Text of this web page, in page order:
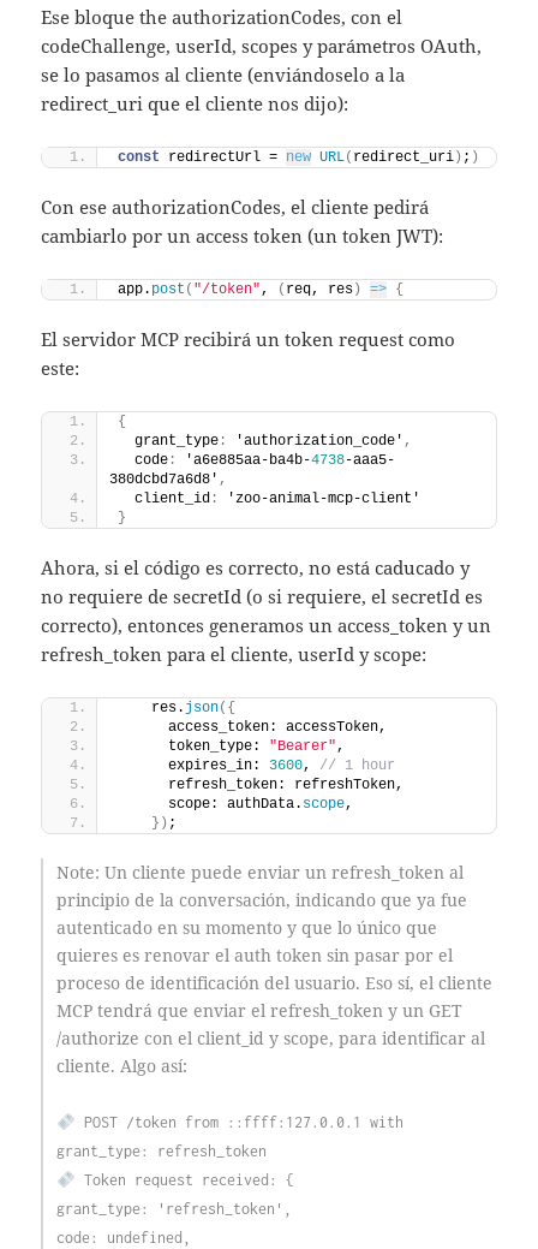
Ese bloque the authorizationCodes, con el
codeChallenge, userId, scopes y parámetros OAuth,
se lo pasamos al cliente (enviándoselo a la
redirect_uri que el cliente nos dijo):
const redirectUrl = new URL( redirect_uri) ; )
Con ese authorizationCodes, el cliente pedirá
cambiarlo por un access token (un token JWT):
app. post ( "/token", ( req, res) => {
El servidor MCP recibirá un token request como
este:
{
  grant_type
: 'authorization_code' ,
  code
: 'a6e885aa-ba4b-4738-aaa5-
380dcbd7a6d8' ,
  client_id
:
'zoo-animal-mcp-client'
}
Ahora, si el código es correcto, no está caducado y
no requiere de secretId (o si requiere, el secretId es
correcto), entonces generamos un access_token y un
refresh_token para el cliente, userId y scope:
    res.
json( {
      access_token: accessToken,
      token_type:
"Bearer",
      expires_in:
3600, // 1 hour
      refresh_token: refreshToken,
      scope: authData.
scope,
} ) ;
Note: Un cliente puede enviar un refresh_token al
principio de la conversación, indicando que ya fue
autenticado en su momento y que lo único que
quieres es renovar el auth token sin pasar por el
proceso de identificación del usuario. Eso sí, el cliente
MCP tendrá que enviar el refresh_token y un GET
/authorize con el client_id y scope, para identificar al
cliente. Algo así:
POST /token from ::ffff:127.0.0.1 with
grant_type: refresh_token
Token request received: {
grant_type: 'refresh_token',
code: undefined,